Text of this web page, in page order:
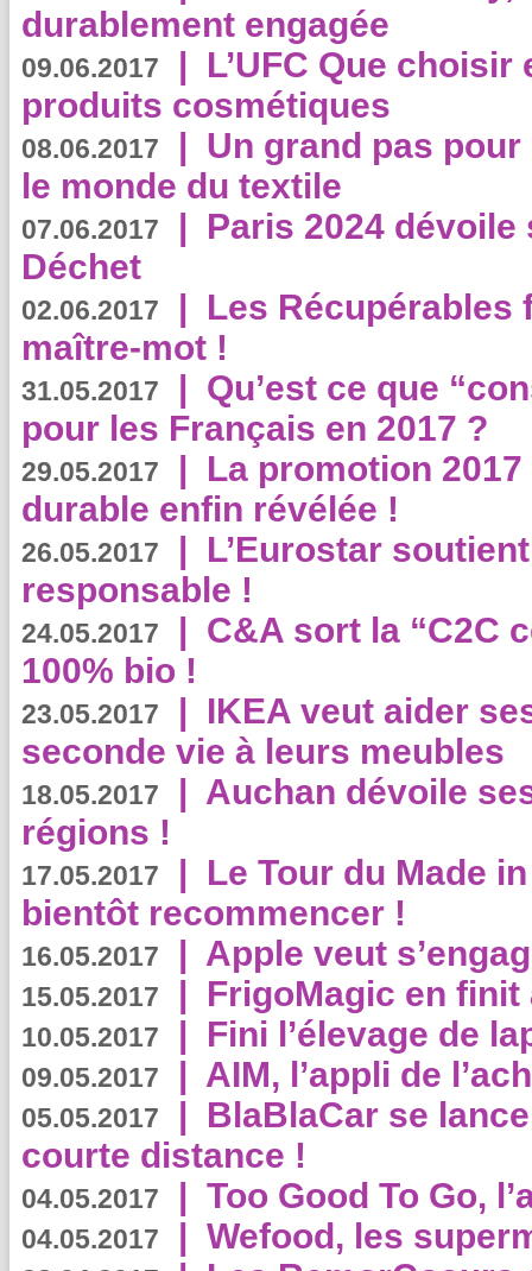
durablement engagée
09.06.2017 | L’UFC Que
produits cosmétiques
08.06.2017 | Un grand pas
le monde du textile
07.06.2017 | Paris 2024
Déchet
02.06.2017 | Les Récupérables
maître-mot !
31.05.2017 | Qu’est ce que
pour les Français en 2017 ?
29.05.2017 | La promotion
durable enfin révélée !
26.05.2017 | L’Eurostar
responsable !
24.05.2017 | C&A sort la “C2C
100% bio !
23.05.2017 | IKEA veut aider
seconde vie à leurs meubles
18.05.2017 | Auchan dévoile
régions !
17.05.2017 | Le Tour du Made
bientôt recommencer !
16.05.2017 | Apple veut
15.05.2017 | FrigoMagic en
10.05.2017 | Fini l’élevage de
09.05.2017 | AIM, l’appli de
05.05.2017 | BlaBlaCar se
courte distance !
04.05.2017 | Too Good To Go,
04.05.2017 | Wefood, les